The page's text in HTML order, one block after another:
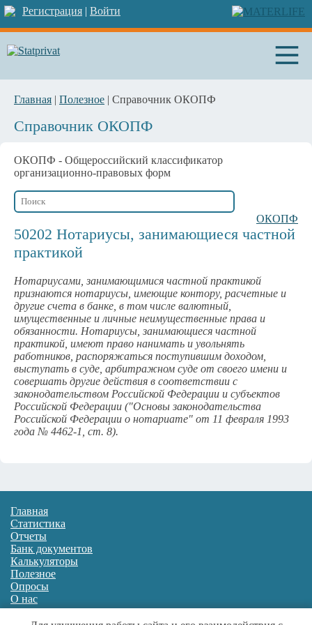
Регистрация | Войти
Главная | Полезное | Справочник ОКОПФ
Справочник ОКОПФ
ОКОПФ - Общероссийский классификатор
организационно-правовых форм
ОКОПФ
50202 Нотариусы, занимающиеся частной
практикой
Нотариусами, занимающимися частной практикой
признаются нотариусы, имеющие контору, расчетные и
другие счета в банке, в том числе валютный,
имущественные и личные неимущественные права и
обязанности. Нотариусы, занимающиеся частной
практикой, имеют право нанимать и увольнять
работников, распоряжаться поступившим доходом,
выступать в суде, арбитражном суде от своего имени и
совершать другие действия в соответствии с
законодательством Российской Федерации и субъектов
Российской Федерации ("Основы законодательства
Российской Федерации о нотариате" от 11 февраля 1993
года № 4462-1, ст. 8).
Главная
Статистика
Отчеты
Банк документов
Калькуляторы
Полезное
Опросы
О нас